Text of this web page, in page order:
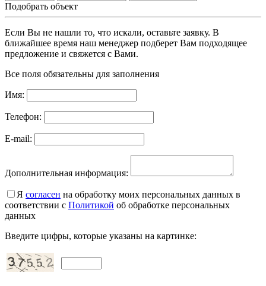
Подобрать объект
Если Вы не нашли то, что искали, оставьте заявку. В
ближайшее время наш менеджер подберет Вам подходящее
предложение и свяжется с Вами.
Все поля обязательны для заполнения
Имя:
Телефон:
E-mail:
Дополнительная информация:
Я согласен на обработку моих персональных данных в
соответствии с Политикой об обработке персональных
данных
Введите цифры, которые указаны на картинке: